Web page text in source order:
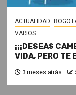
ACTUALIDAD
VARIOS
¡¡¡DESEAS
VIDA, PERO TE
3 meses atrás